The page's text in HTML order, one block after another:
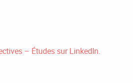
– Études sur LinkedIn.